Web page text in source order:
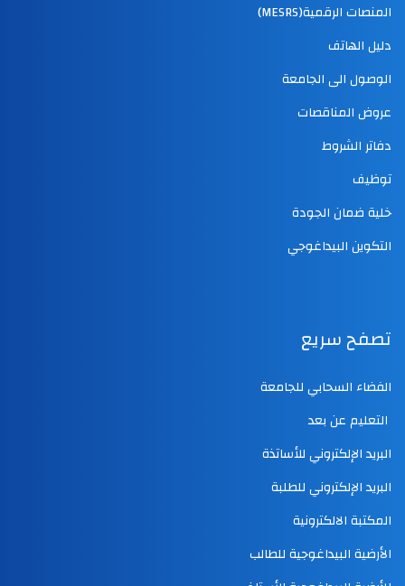
المنصات الرقمية(MESRS)
دليل الهاتف
الوصول الى الجامعة
عروض المناقصات
دفاتر الشروط
توظيف
خلية ضمان الجودة
التكوين البيداغوجي
تصفح سريع
الفضاء السحابي للجامعة
التعليم عن بعد
البريد الإلكتروني للأساتذة
البريد الإلكتروني للطلبة
المكتبة الالكترونية
الأرضية البيداغوجية للطالب